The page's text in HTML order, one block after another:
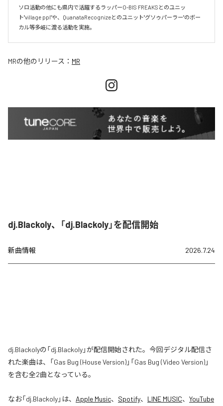
ソロ活動の他にも県内で活躍するラッパーO-BIS FREAKSとのユニッ
ト"village ppl"や、QuanataRecognizeとのユニット"グソゥパーラー"のボー
カル等多岐に渡る活動を実施。
MRの他のリリース： MR
dj.Blackoly、「dj.Blackoly」を配信開始
新曲情報 2026.7.24
dj.Blackolyの「dj.Blackoly」が配信開始された。今回デジタル配信さ
れた楽曲は、「Gas Bug (House Version)」「Gas Bug (Video Version)」
を含む全2曲となっている。
なお「dj.Blackoly」は、 Apple Music、 Spotify、 LINE MUSIC、 YouTube